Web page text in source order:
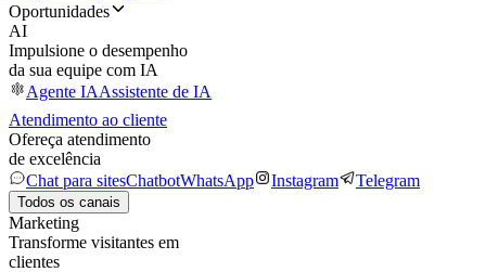
Oportunidades
AI
Impulsione o desempenho
da sua equipe com IA
Agente IAAssistente de IA
Atendimento ao cliente
Ofereça atendimento
de excelência
Chat para sitesChatbotWhatsApp Instagram Telegram
Todos os canais
Marketing
Transforme visitantes em
clientes